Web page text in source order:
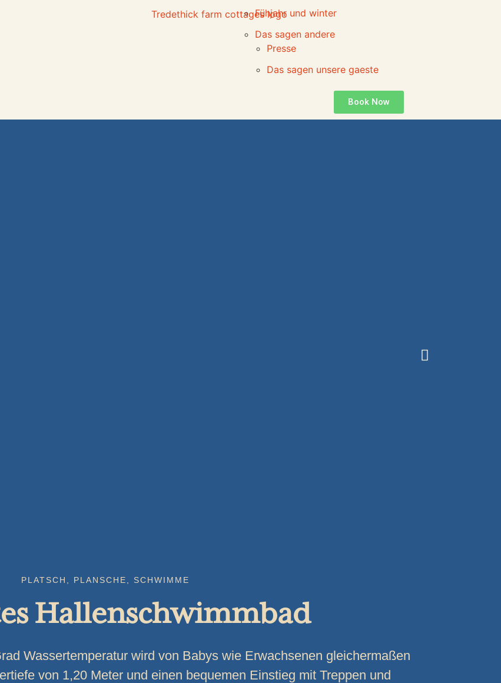
Fühjahr und winter
Das sagen andere
Presse
Das sagen unsere gaeste
Book Now
PLATSCH, PLANSCHE, SCHWIMME
Hallenschwimmbad
Wassertemperatur wird von Babys wie Erwachsenen gleichermaßen
von 1,20 Meter und einen bequemen Einstieg mit Treppen und